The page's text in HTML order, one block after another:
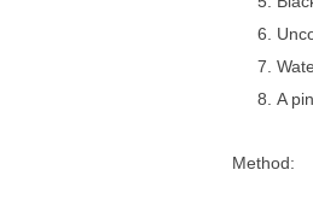
A
Method: